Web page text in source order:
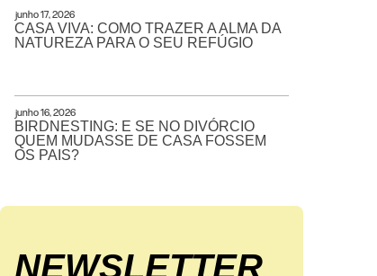
junho 17, 2026
CASA VIVA: COMO TRAZER A ALMA DA
NATUREZA PARA O SEU REFÚGIO
junho 16, 2026
BIRDNESTING: E SE NO DIVÓRCIO
QUEM MUDASSE DE CASA FOSSEM
OS PAIS?
NEWS­LETTER